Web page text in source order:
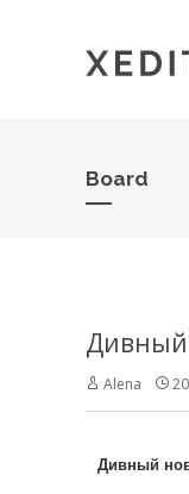
Board
Дивный
Alena
Дивный